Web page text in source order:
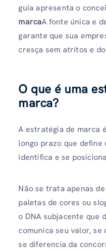
guia apresenta o
marcaA fonte única e
garante que sua
cresça sem atritos e
O que é uma
marca?
A estratégia de marca
longo prazo que define
identifica e se
Não se trata apenas
paletas de cores ou
o DNA subjacente que
comunica seu valor, se
se diferencia da